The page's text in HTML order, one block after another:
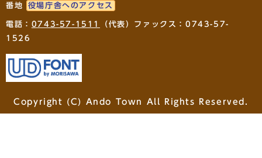
番地
役場庁舎へのアクセス
電話： 0743-57-1511
（代表）ファックス：0743-57-
1526
Copyright (C) Ando Town All Rights Reserved.